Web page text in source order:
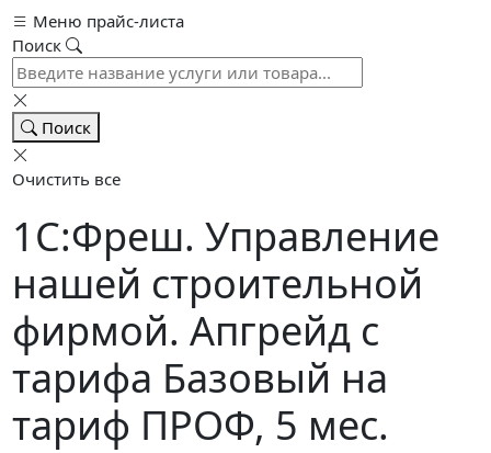
Меню прайс-листа
Поиск
Поиск
Очистить все
1С:Фреш. Управление
нашей строительной
фирмой. Апгрейд с
тарифа Базовый на
тариф ПРОФ, 5 мес.